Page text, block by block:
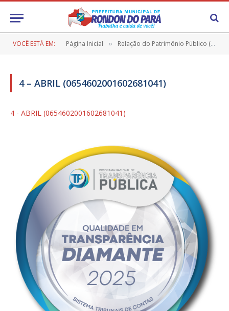
VOCÊ ESTÁ EM: Página Inicial » Relação do Patrimônio Público (MÓVEIS)
4 – ABRIL (0654602001602681041)
4 - ABRIL (0654602001602681041)